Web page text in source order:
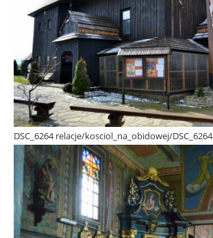
DSC_6264 relacje/kosciol_na_obidowej/DSC_6264